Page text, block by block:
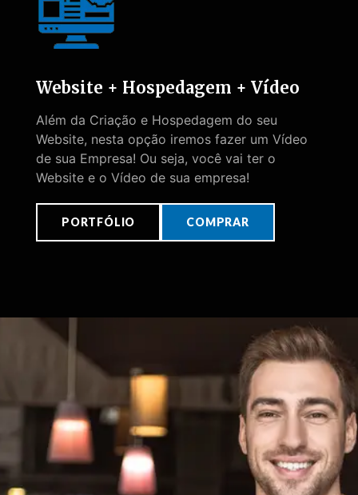
Website + Hospedagem + Vídeo
Além da Criação e Hospedagem do seu
Website, nesta opção iremos fazer um Vídeo
de sua Empresa! Ou seja, você vai ter o
Website e o Vídeo de sua empresa!
PORTFÓLIO COMPRAR